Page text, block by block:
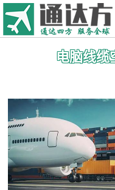
电脑线缆